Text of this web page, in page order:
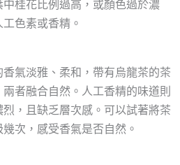
桂花比例過高，或顏色過於濃
色素或香精。
氣淡雅、柔和，帶有烏龍茶的茶
者融合自然。人工香精的味道則
，且缺乏層次感。可以試著將茶
次，感受香氣是否自然。